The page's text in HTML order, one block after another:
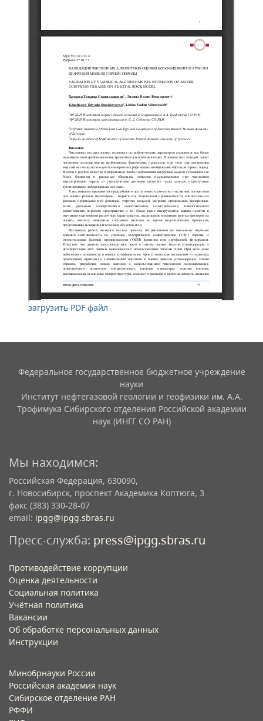
загрузить PDF файл
Федеральное государственное бюджетное учреждение
науки
Институт нефтегазовой геологии и геофизики им. А.А.
Трофимука Сибирского отделения Российской академии
наук (ИНГГ СО РАН)
Мы находимся:
Российская Федерация, 630090,
г. Новосибирск, проспект Академика Коптюга, 3
факс (383) 330-28-07
email: ipgg@ipgg.sbras.ru
Пресс-служба: press@ipgg.sbras.ru
Противодействие коррупции
Оценка деятельности
Социальная политика
Учётная политика​
Вакансии​
Об обработке персональных данных​
Инструкции​
Минобрнауки России
Российская академия наук
Сибирское отделение РАН
РФФИ